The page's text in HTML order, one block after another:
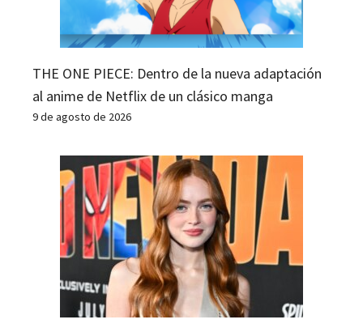
THE ONE PIECE: Dentro de la nueva adaptación
al anime de Netflix de un clásico manga
9 de agosto de 2026